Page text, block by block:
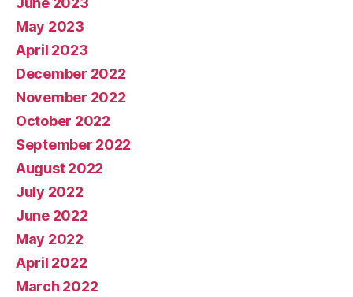
May 2023
April 2023
December 2022
November 2022
October 2022
September 2022
August 2022
July 2022
June 2022
May 2022
April 2022
March 2022